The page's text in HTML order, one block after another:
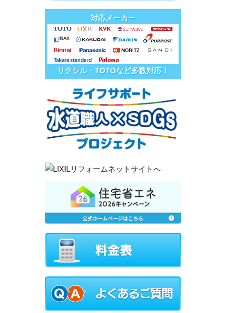
対応メーカー
リクシル・TOTOなど多数対応！